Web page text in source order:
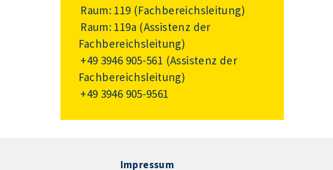
Raum: 119 (Fachbereichsleitung)
Raum: 119a (Assistenz der
Fachbereichsleitung)
+49 3946 905-561 (Assistenz der
Fachbereichsleitung)
+49 3946 905-9561
Impressum